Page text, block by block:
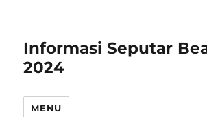
Informasi Seputar
2024
MENU